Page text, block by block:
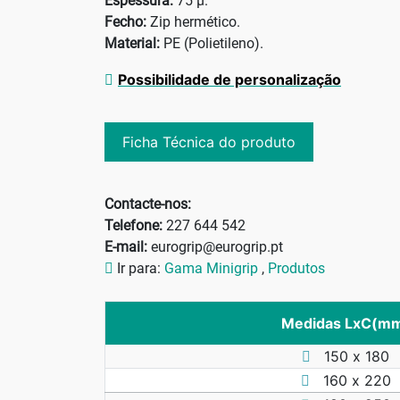
Fecho: Zip hermético.
Material: PE (Polietileno).
Possibilidade de personalização
Ficha Técnica do produto
Contacte-nos:
Telefone: 227 644 542
E-mail: eurogrip@eurogrip.pt
Ir para: Gama Minigrip , Produtos
Medidas
150 x 180
160 x 220